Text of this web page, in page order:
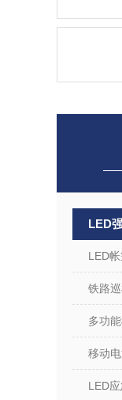
LED
LED
铁路
多功
移动
LED